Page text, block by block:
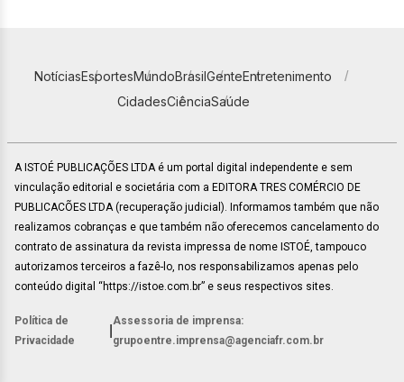
NotíciasEsportesMundoBrasilGenteEntretenimento
CidadesCiênciaSaúde
A ISTOÉ PUBLICAÇÕES LTDA é um portal digital independente e sem
vinculação editorial e societária com a EDITORA TRES COMÉRCIO DE
PUBLICACÕES LTDA (recuperação judicial). Informamos também que não
realizamos cobranças e que também não oferecemos cancelamento do
contrato de assinatura da revista impressa de nome ISTOÉ, tampouco
autorizamos terceiros a fazê-lo, nos responsabilizamos apenas pelo
conteúdo digital “https://istoe.com.br” e seus respectivos sites.
Política de
Privacidade
Assessoria de imprensa:
grupoentre.imprensa@agenciafr.com.br